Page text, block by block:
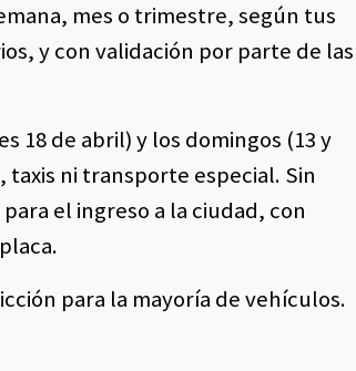
mes o trimestre, según tus
y con validación por parte de las
18 de abril) y los domingos (13 y
ni transporte especial. Sin
el ingreso a la ciudad, con
para la mayoría de vehículos.